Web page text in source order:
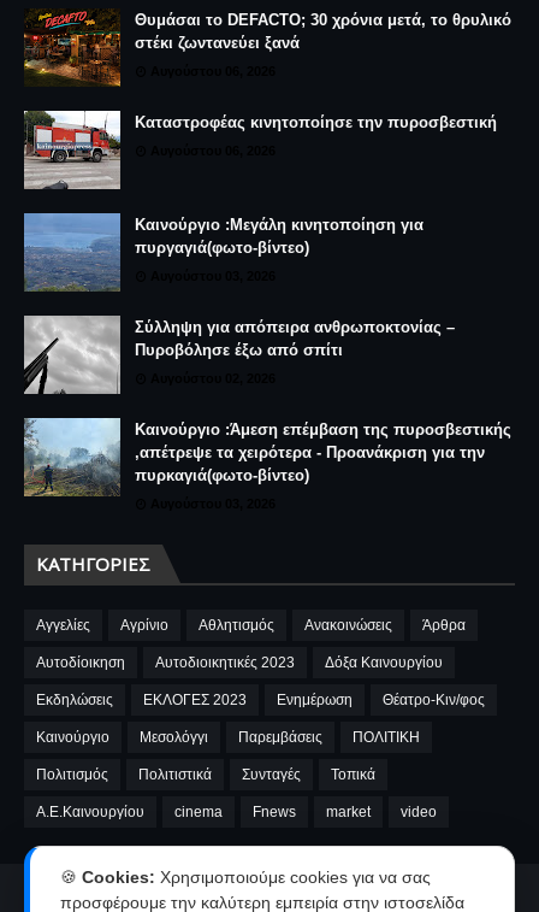
Θυμάσαι το DEFACTO; 30 χρόνια μετά, το θρυλικό
στέκι ζωντανεύει ξανά
Καταστροφέας κινητοποίησε την πυροσβεστική
Καινούργιο :Μεγάλη κινητοποίηση για
πυργαγιά(φωτο-βίντεο)
Σύλληψη για απόπειρα ανθρωποκτονίας –
Πυροβόλησε έξω από σπίτι
Καινούργιο :Άμεση επέμβαση της πυροσβεστικής
,απέτρεψε τα χειρότερα - Προανάκριση για την
πυρκαγιά(φωτο-βίντεο)
ΚΑΤΗΓΟΡΊΕΣ
Αγγελίες Αγρίνιο Αθλητισμός Ανακοινώσεις Άρθρα
Αυτοδίοικηση Αυτοδιοικητικές 2023 Δόξα Καινουργίου
Εκδηλώσεις ΕΚΛΟΓΕΣ 2023 Ενημέρωση Θέατρο-Κιν/φος
Καινούργιο Μεσολόγγι Παρεμβάσεις ΠΟΛΙΤΙΚΗ
Πολιτισμός Πολιτιστικά Συνταγές Τοπικά
A.E.Καινουργίου cinema Fnews market video
Αρχική Ταυτότητα Όροι χρήσης-Πολιτική απορρήτου
🍪 Cookies: Χρησιμοποιούμε cookies για να σας
προσφέρουμε την καλύτερη εμπειρία στην ιστοσελίδα